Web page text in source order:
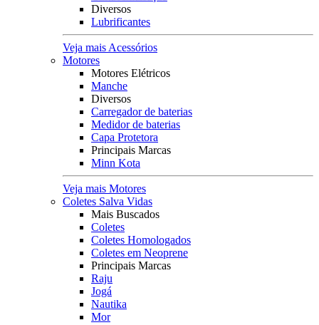
Diversos
Lubrificantes
Veja mais Acessórios
Motores
Motores Elétricos
Manche
Diversos
Carregador de baterias
Medidor de baterias
Capa Protetora
Principais Marcas
Minn Kota
Veja mais Motores
Coletes Salva Vidas
Mais Buscados
Coletes
Coletes Homologados
Coletes em Neoprene
Principais Marcas
Raju
Jogá
Nautika
Mor